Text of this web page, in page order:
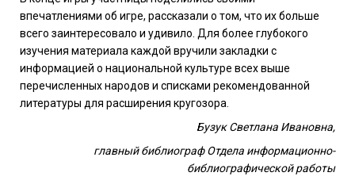
впечатлениями об игре, рассказали о том, что их больше
всего заинтересовало и удивило. Для более глубокого
изучения материала каждой вручили закладки с
информацией о национальной культуре всех выше
перечисленных народов и списками рекомендованной
литературы для расширения кругозора.
Бузук Светлана Ивановна,
главный библиограф Отдела информационно-
библиографической работы